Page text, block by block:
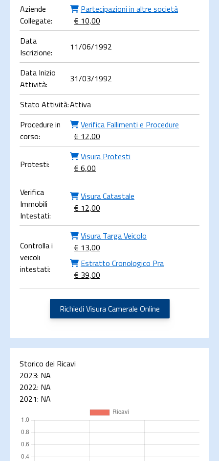
Aziende
Collegate:
Partecipazioni in altre società
€ 10,00
Data
Iscrizione:
11/06/1992
Data Inizio
Attività:
31/03/1992
Stato Attività:Attiva
Procedure in
corso:
Verifica Fallimenti e Procedure
€ 12,00
Protesti:
Visura Protesti
€ 6,00
Verifica
Immobili
Intestati:
Visura Catastale
€ 12,00
Controlla i
veicoli
intestati:
Visura Targa Veicolo
€ 13,00
Estratto Cronologico Pra
€ 39,00
Richiedi Visura Camerale Online
Storico dei Ricavi
2023: NA
2022: NA
2021: NA